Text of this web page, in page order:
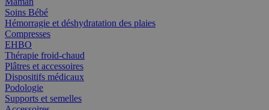
Soins Bébé
Hémorragie et déshydratation des plaies
Compresses
EHBO
Thérapie froid-chaud
Plâtres et accessoires
Dispositifs médicaux
Podologie
Supports et semelles